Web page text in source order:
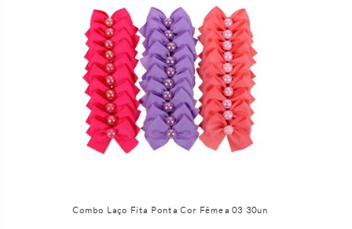
Combo Laço Fita Ponta Cor Fêmea 03 30un